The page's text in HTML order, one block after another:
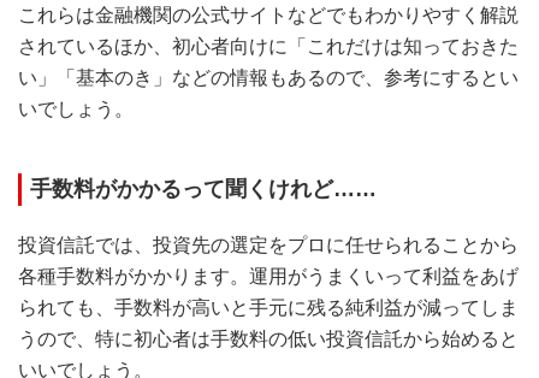
これらは金融機関の公式サイトなどでもわかりやすく解説
されているほか、初心者向けに「これだけは知っておきた
い」「基本のき」などの情報もあるので、参考にするとい
いでしょう。
手数料がかかるって聞くけれど……
投資信託では、投資先の選定をプロに任せられることから
各種手数料がかかります。運用がうまくいって利益をあげ
られても、手数料が高いと手元に残る純利益が減ってしま
うので、特に初心者は手数料の低い投資信託から始めると
いいでしょう。